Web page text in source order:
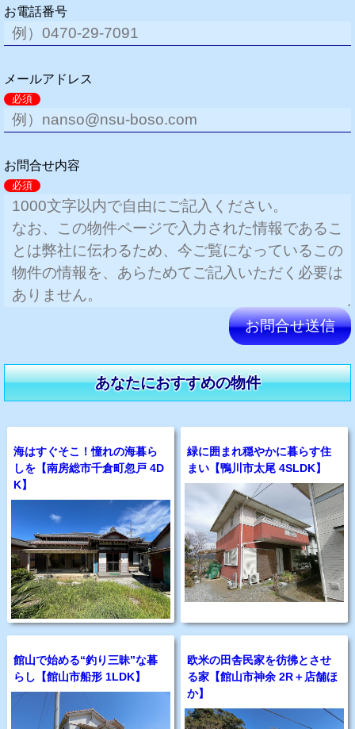
お電話番号
メールアドレス
必須
お問合せ内容
必須
あなたにおすすめの物件
海はすぐそこ！憧れの海暮ら
しを【南房総市千倉町忽戸 4D
K】
緑に囲まれ穏やかに暮らす住
まい【鴨川市太尾 4SLDK】
館山で始める“釣り三昧”な暮
らし【館山市船形 1LDK】
欧米の田舎民家を彷彿とさせ
る家【館山市神余 2R＋店舗ほ
か】